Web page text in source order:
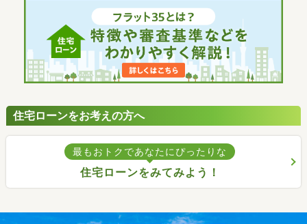
住宅ローンをお考えの方へ
最もおトクであなたにぴったりな
住宅ローンをみてみよう！